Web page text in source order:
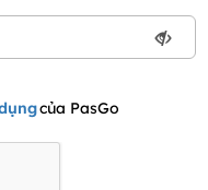
của PasGo